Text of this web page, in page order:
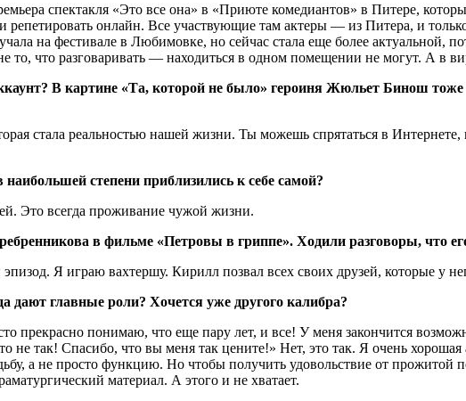
спектакля «Это все она» в «Приюте комедиантов» в Питере,
репетировать онлайн. Все участвующие там актеры — из Питера, и
на фестивале в Любимовке, но сейчас стала еще более
то, что разговаривать — находиться в одном помещении не могут. А в
В картине «Та, которой не было» героиня Жюльет Бинош тоже
стала реальностью нашей жизни. Ты можешь спрятаться в
степени приблизились к себе самой?
Это всегда проживание чужой жизни.
в фильме «Петровы в гриппе». Ходили разговоры, что
Я играю вахтершу. Кирилл позвал всех своих друзей, которые у
дают главные роли? Хочется уже другого калибра?
прекрасно понимаю, что еще пару лет, и все! У меня закончится
не так! Спасибо, что вы меня так цените!» Нет, это так. Я очень
а не просто функцию. Но чтобы получить удовольствие от прожитой
материал. А этого и не хватает.